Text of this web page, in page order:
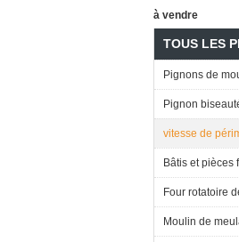
à vendre
TOUS LES
Pignons de
Pignon
vitesse de
Bâtis et pièces
Four rotatoire
Moulin de